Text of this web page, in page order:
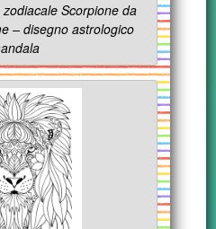
Scorpione da
– disegno astrologico